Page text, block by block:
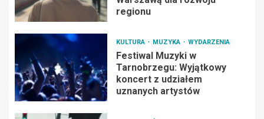
regionu
KULTURA MUZYKA WYDARZENIA
Festiwal Muzyki w
Tarnobrzegu: Wyjątkowy
koncert z udziałem
uznanych artystów